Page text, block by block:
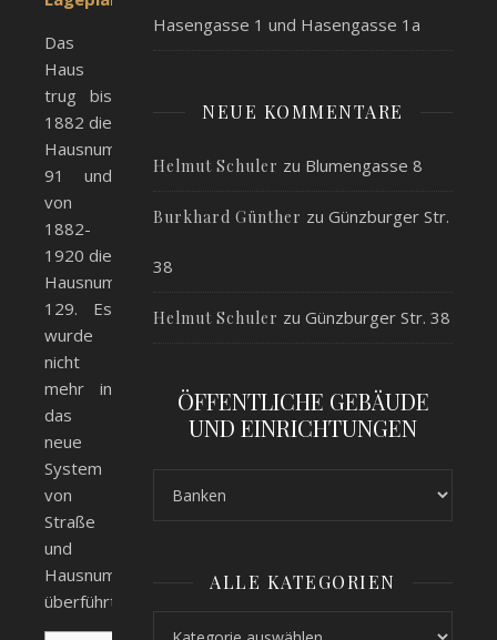
Das
Haus
trug bis
1882 die
Hausnummer
91 und
von
1882-
1920 die
Hausnummer
129. Es
wurde
nicht
mehr in
das
neue
System
von
Straße
und
Hausnummer
überführt.
Hasengasse 1 und Hasengasse 1a
NEUE KOMMENTARE
Helmut Schuler zu Blumengasse 8
Burkhard Günther zu Günzburger Str.
38
Helmut Schuler zu Günzburger Str. 38
ÖFFENTLICHE GEBÄUDE
UND EINRICHTUNGEN
ALLE KATEGORIEN